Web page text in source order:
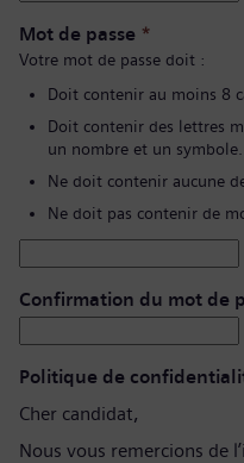
Mot de passe *
Votre mot de passe doit :
Doit contenir au moins 8
Doit contenir des lettres
un nombre et un symbole.
Ne doit contenir aucune
Ne doit pas contenir de
Confirmation du mot de
Politique de
Cher candidat,
Nous vous remercions de